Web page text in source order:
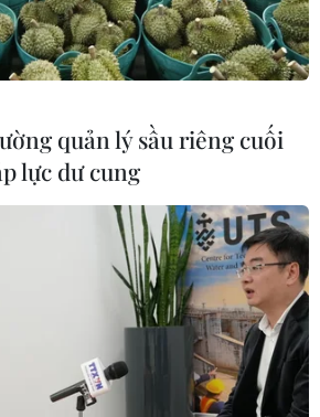
riêng.
quản lý sầu riêng cuối
lực dư cung